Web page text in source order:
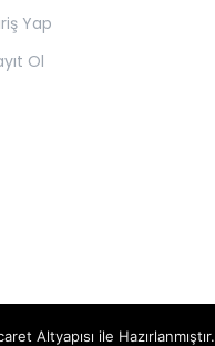
Yap
Ol
Altyapısı ile Hazırlanmıştır.